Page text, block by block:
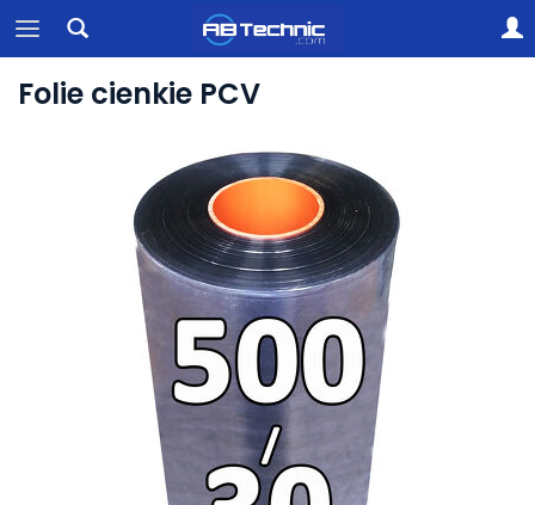
Folie cienkie PCV